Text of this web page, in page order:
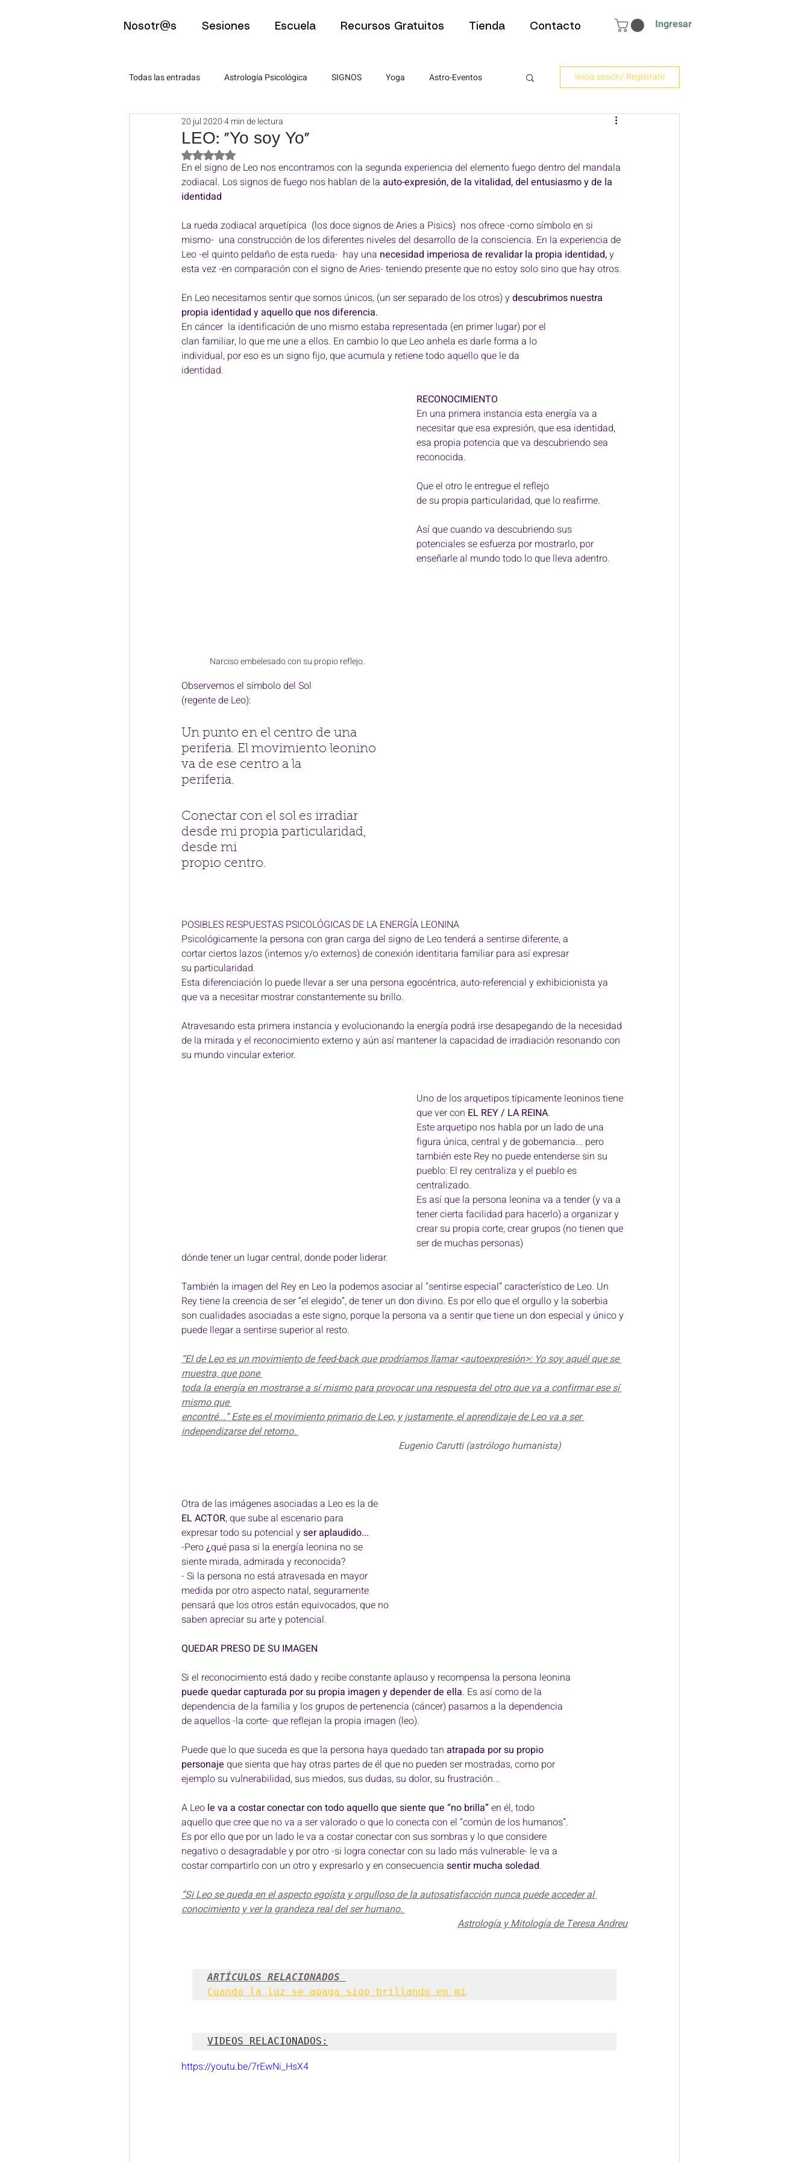
Nosotr@s Sesiones Escuela Recursos Gratuitos Tienda Contacto Ingresar
Todas las entradas Astrología Psicológica SIGNOS Yoga Astro-Eventos
Astro-Eventos Psicología
Mindfulness Artículos para estudiantes Artículos para estudiantes
Artículos para estudiantes PNL ABC de la Astrología ABC de la Astrología
Eutonía Eclipses y Fases lunares Eclipses y Fases lunares
Eclipses y Fases lunares Revolución solar Revolución solar
Decodificación bioemocional
Inicia sesión/ Regístrate
LEO: "Yo soy Yo"
20 jul 20204 min de lectura
Obtuvo NaN de 5 estrellas.
En el signo de Leo nos encontramos con la segunda experiencia del elemento fuego dentro del mandala
zodiacal. Los signos de fuego nos hablan de la auto-expresión, de la vitalidad, del entusiasmo y de la
identidad
La rueda zodiacal arquetípica  (los doce signos de Aries a Pisics)  nos ofrece -como símbolo en si
mismo-  una construcción de los diferentes niveles del desarrollo de la consciencia. En la experiencia de
Leo -el quinto peldaño de esta rueda-  hay una necesidad imperiosa de revalidar la propia identidad, y
esta vez -en comparación con el signo de Aries- teniendo presente que no estoy solo sino que hay otros.
En Leo necesitamos sentir que somos únicos, (un ser separado de los otros) y descubrimos nuestra
propia identidad y aquello que nos diferencia.
En cáncer  la identificación de uno mismo estaba representada (en primer lugar) por el
clan familiar, lo que me une a ellos. En cambio lo que Leo anhela es darle forma a lo
individual, por eso es un signo fijo, que acumula y retiene todo aquello que le da
identidad.
Narciso embelesado con su propio reflejo.
RECONOCIMIENTO
En una primera instancia esta energía va a
necesitar que esa expresión, que esa identidad,
esa propia potencia que va descubriendo sea
reconocida.
Que el otro le entregue el reflejo
de su propia particularidad, que lo reafirme.
Así que cuando va descubriendo sus
potenciales se esfuerza por mostrarlo, por
enseñarle al mundo todo lo que lleva adentro.
Observemos el símbolo del Sol
(regente de Leo):
Un punto en el centro de una
periferia. El movimiento leonino
va de ese centro a la
periferia.
Conectar con el sol es irradiar
desde mi propia particularidad,
desde mi
propio centro.
POSIBLES RESPUESTAS PSICOLÓGICAS DE LA ENERGÍA LEONINA
Psicológicamente la persona con gran carga del signo de Leo tenderá a sentirse diferente, a
cortar ciertos lazos (internos y/o externos) de conexión identitaria familiar para así expresar
su particularidad.
Esta diferenciación lo puede llevar a ser una persona egocéntrica, auto-referencial y exhibicionista ya
que va a necesitar mostrar constantemente su brillo.
Atravesando esta primera instancia y evolucionando la energía podrá irse desapegando de la necesidad
de la mirada y el reconocimiento externo y aún así mantener la capacidad de irradiación resonando con
su mundo vincular exterior.
Uno de los arquetipos típicamente leoninos tiene
que ver con EL REY / LA REINA.
Este arquetipo nos habla por un lado de una
figura única, central y de gobernancia... pero
también este Rey no puede entenderse sin su
pueblo: El rey centraliza y el pueblo es
centralizado.
Es así que la persona leonina va a tender (y va a
tener cierta facilidad para hacerlo) a organizar y
crear su propia corte, crear grupos (no tienen que
ser de muchas personas)
dónde tener un lugar central, donde poder liderar.
También la imagen del Rey en Leo la podemos asociar al “sentirse especial” característico de Leo. Un
Rey tiene la creencia de ser “el elegido”, de tener un don divino. Es por ello que el orgullo y la soberbia
son cualidades asociadas a este signo, porque la persona va a sentir que tiene un don especial y único y
puede llegar a sentirse superior al resto.
“El de Leo es un movimiento de feed-back que prodríamos llamar <autoexpresión>: Yo soy aquél que se
muestra, que pone
toda la energía en mostrarse a sí mismo para provocar una respuesta del otro que va a confirmar ese sí
mismo que
encontré...” Este es el movimiento primario de Leo, y justamente, el aprendizaje de Leo va a ser
independizarse del retorno.
                                                                                          Eugenio Carutti (astrólogo humanista)
Otra de las imágenes asociadas a Leo es la de
EL ACTOR, que sube al escenario para
expresar todo su potencial y ser aplaudido...
-Pero ¿qué pasa si la energía leonina no se
siente mirada, admirada y reconocida?
- Si la persona no está atravesada en mayor
medida por otro aspecto natal, seguramente
pensará que los otros están equivocados, que no
saben apreciar su arte y potencial.
QUEDAR PRESO DE SU IMAGEN
Si el reconocimiento está dado y recibe constante aplauso y recompensa la persona leonina
puede quedar capturada por su propia imagen y depender de ella. Es así como de la
dependencia de la familia y los grupos de pertenencia (cáncer) pasamos a la dependencia
de aquellos -la corte- que reflejan la propia imagen (leo).
Puede que lo que suceda es que la persona haya quedado tan atrapada por su propio
personaje que sienta que hay otras partes de él que no pueden ser mostradas, como por
ejemplo su vulnerabilidad, sus miedos, sus dudas, su dolor, su frustración...
A Leo le va a costar conectar con todo aquello que siente que “no brilla” en él, todo
aquello que cree que no va a ser valorado o que lo conecta con el “común de los humanos”.
Es por ello que por un lado le va a costar conectar con sus sombras y lo que considere
negativo o desagradable y por otro -si logra conectar con su lado más vulnerable- le va a
costar compartirlo con un otro y expresarlo y en consecuencia sentir mucha soledad.
“Si Leo se queda en el aspecto egoísta y orgulloso de la autosatisfacción nunca puede acceder al
conocimiento y ver la grandeza real del ser humano.
Astrología y Mitología de Teresa Andreu
ARTÍCULOS RELACIONADOS
Cuando la luz se apaga sigo brillando en mí
VIDEOS RELACIONADOS:
https://youtu.be/7rEwNi_HsX4